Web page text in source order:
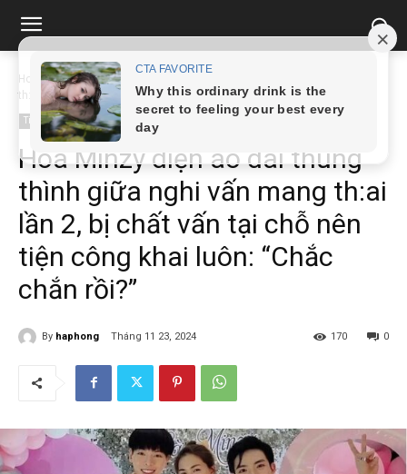
Home Tin tức
Hòa Minzy diện áo dài thùng thình giữa nghi vấn mang
th:ai...
Tin tức
Hòa Minzy diện áo dài thùng
thình giữa nghi vấn mang th:ai
lần 2, bị chất vấn tại chỗ nên
tiện công khai luôn: “Chắc
chắn rồi?”
By haphong Tháng 11 23, 2024 0
170